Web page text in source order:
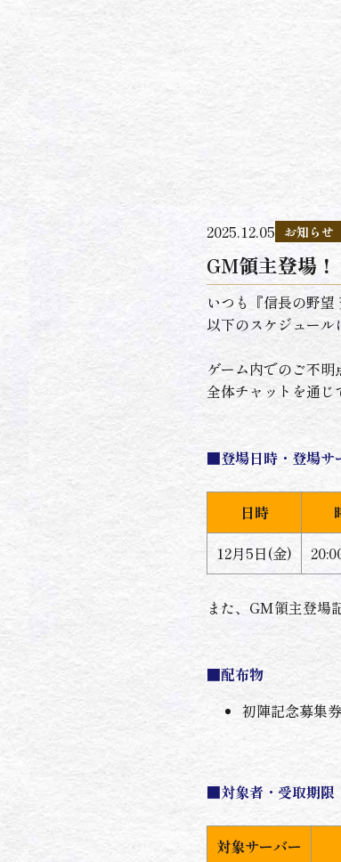
2025.12.05 お知らせ
GM領主登場！
いつも『信長の野望
以下のスケジュー
ゲーム内でのご不明
全体チャットを通じ
■登場日時・登場サ
日時
12月5日(金)
また、GM領主登場
■配布物
初陣記念募集
■対象者・受取期限
対象サーバー